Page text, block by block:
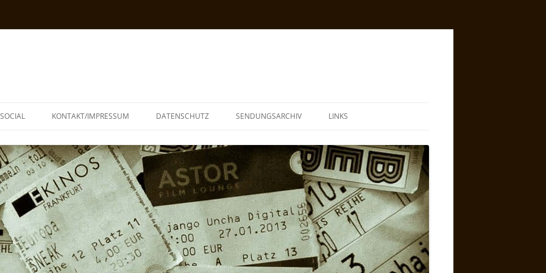
SOCIAL KONTAKT/IMPRESSUM DATENSCHUTZ SENDUNGSARCHIV LINKS